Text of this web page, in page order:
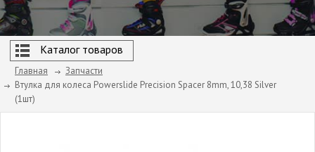
Каталог товаров
Главная
Запчасти
Втулка для колеса Powerslide Precision Spacer 8mm, 10,38 Silver
(1шт)